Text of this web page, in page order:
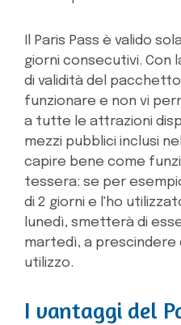
Il Paris Pass è valido
giorni consecutivi. Con
di validità del
funzionare e non vi
a tutte le attrazioni
mezzi pubblici inclusi
capire bene come
tessera: se per
di 2 giorni e l'ho
lunedì, smetterà di
martedì, a prescindere
utilizzo.
I vantaggi del